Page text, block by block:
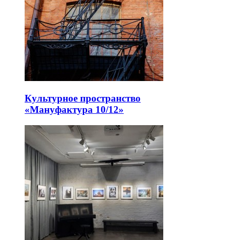
Культурное пространство
«Мануфактура 10/12»